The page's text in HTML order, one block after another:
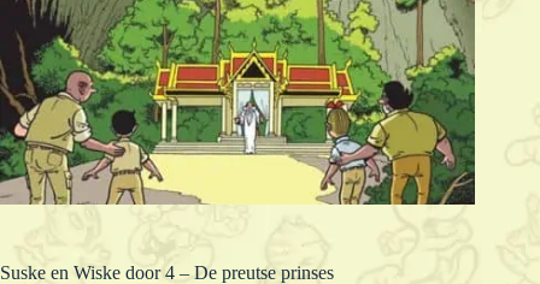
Suske en Wiske door 4 – De preutse prinses